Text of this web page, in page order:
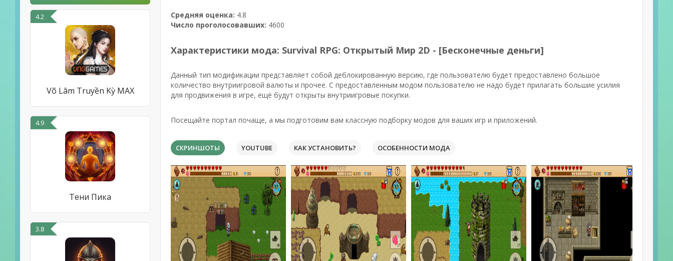
4.2
Võ Lâm Truyền Kỳ MAX
4.9
Тени Пика
3.8
Средняя оценка: 4.8
Число проголосовавших: 4600
Характеристики мода: Survival RPG: Открытый Мир 2D - [Бесконечные деньги]
Данный тип модификации представляет собой деблокированную версию, где пользователю будет предоставлено большое
количество внутриигровой валюты и прочее. С предоставленным модом пользователю не надо будет прилагать большие усилия
для продвижения в игре, ещё будут открыты внутриигровые покупки.
Посещайте портал почаще, а мы подготовим вам классную подборку модов для ваших игр и приложений.
СКРИНШОТЫ YOUTUBE КАК УСТАНОВИТЬ? ОСОБЕННОСТИ МОДА